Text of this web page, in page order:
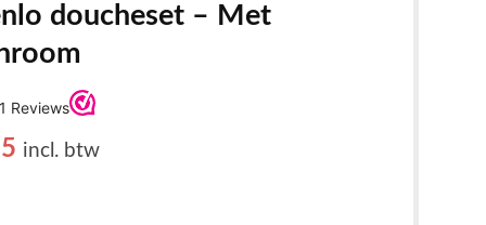
doucheset – Met
Huidige
incl. btw